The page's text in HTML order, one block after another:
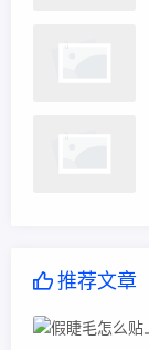
推荐文章